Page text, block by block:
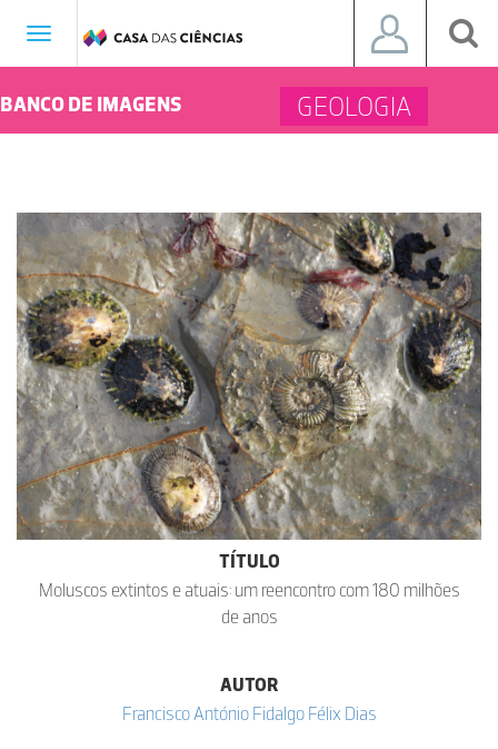
Toggle
BANCO DE IMAGENS GEOLOGIA
TÍTULO
Moluscos extintos e atuais: um reencontro com 180 milhões
de anos
AUTOR
Francisco António Fidalgo Félix Dias